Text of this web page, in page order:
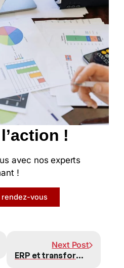
!
avec nos experts
!
rendez-vous
Next Post
ERP et transformation digitale : le duo gagnant pour les entreprises modernes